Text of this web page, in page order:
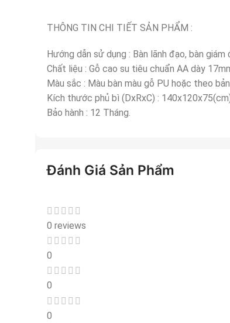
THÔNG TIN CHI TIẾT SẢN PHẨM :
Hướng dẫn sử dụng : Bàn lãnh đạo, bàn giám
Chất liệu : Gỗ cao su tiêu chuẩn AA dày
Màu sắc : Màu bàn màu gỗ PU hoặc theo
Kích thước phủ bì (DxRxC) :
Bảo hành : 12 Tháng.
Đánh Giá Sản Phẩm
0 reviews
0
0
0